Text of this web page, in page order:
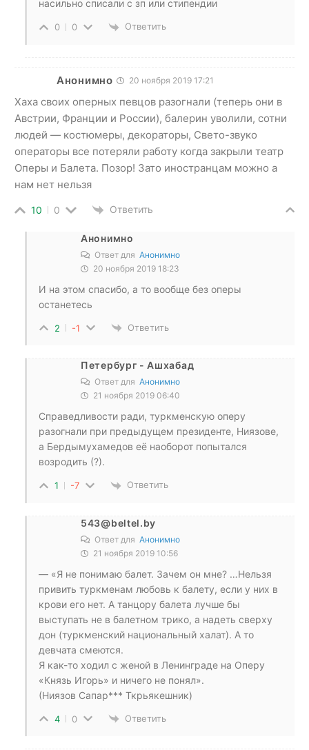
насильно списали с зп или стипендии
0 0 Ответить
Анонимно 20 ноября 2019 17:21
Хаха своих оперных певцов разогнали (теперь они в
Австрии, Франции и России), балерин уволили, сотни
людей — костюмеры, декораторы, Свето-звуко
операторы все потеряли работу когда закрыли театр
Оперы и Балета. Позор! Зато иностранцам можно а
нам нет нельзя
10 0 Ответить
Анонимно
Ответ для Анонимно
20 ноября 2019 18:23
И на этом спасибо, а то вообще без оперы
останетесь
2 -1 Ответить
Петербург - Ашхабад
Ответ для Анонимно
21 ноября 2019 06:40
Справедливости ради, туркменскую оперу
разогнали при предыдущем президенте, Ниязове,
а Бердымухамедов её наоборот попытался
возродить (?).
1 -7 Ответить
543@beltel.by
Ответ для Анонимно
21 ноября 2019 10:56
— «Я не понимаю балет. Зачем он мне? …Нельзя
привить туркменам любовь к балету, если у них в
крови его нет. А танцору балета лучше бы
выступать не в балетном трико, а надеть сверху
дон (туркменский национальный халат). А то
девчата смеются.
Я как-то ходил с женой в Ленинграде на Оперу
«Князь Игорь» и ничего не понял».
(Ниязов Сапар*** Ткрьякешник)
4 0 Ответить